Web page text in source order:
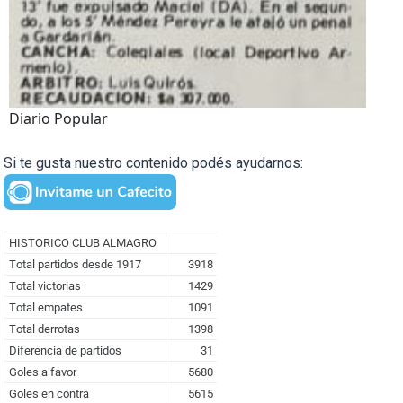
Diario Popular
Si te gusta nuestro contenido podés ayudarnos: